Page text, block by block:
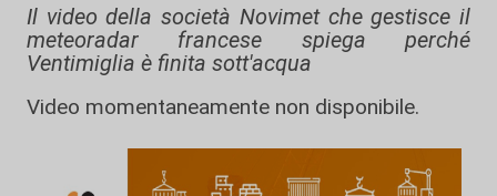
Il video della società Novimet che gestisce il
meteoradar francese spiega perché
Ventimiglia è finita sott'acqua
Video momentaneamente non disponibile.